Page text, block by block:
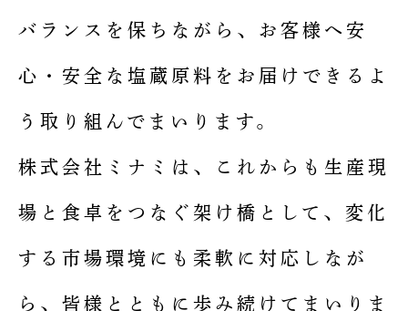
バランスを保ちながら、お客様へ安
心・安全な塩蔵原料をお届けできるよ
う取り組んでまいります。
株式会社ミナミは、これからも生産現
場と食卓をつなぐ架け橋として、変化
する市場環境にも柔軟に対応しなが
ら、皆様とともに歩み続けてまいりま